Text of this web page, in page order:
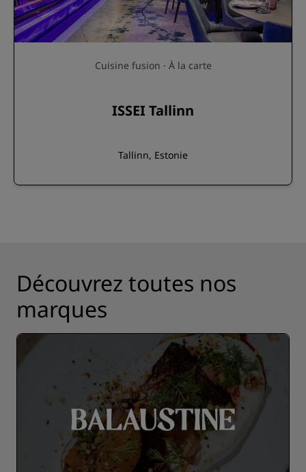
Cuisine fusion · À la carte
ISSEI Tallinn
Tallinn, Estonie
Découvrez toutes nos
marques